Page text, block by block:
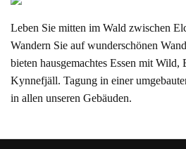
Leben Sie mitten im Wald zwischen
Wandern Sie auf wunderschönen
bieten hausgemachtes Essen mit
Kynnefjäll. Tagung in einer
in allen unseren Gebäuden.